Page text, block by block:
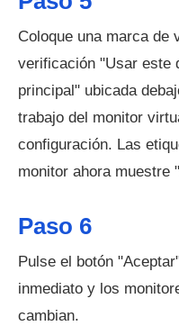
Coloque una marca de
verificación "Usar este
principal" ubicada
trabajo del monitor
configuración. Las
monitor ahora muestre
Paso 6
Pulse el botón
inmediato y los
cambian.